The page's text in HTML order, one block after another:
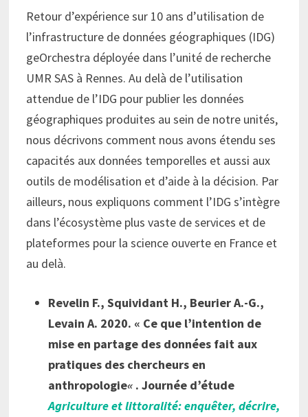
Retour d’expérience sur 10 ans d’utilisation de
l’infrastructure de données géographiques (IDG)
geOrchestra déployée dans l’unité de recherche
UMR SAS à Rennes. Au delà de l’utilisation
attendue de l’IDG pour publier les données
géographiques produites au sein de notre unités,
nous décrivons comment nous avons étendu ses
capacités aux données temporelles et aussi aux
outils de modélisation et d’aide à la décision. Par
ailleurs, nous expliquons comment l’IDG s’intègre
dans l’écosystème plus vaste de services et de
plateformes pour la science ouverte en France et
au delà.
Revelin F., Squividant H., Beurier A.-G.,
Levain A. 2020. « Ce que l’intention de
mise en partage des données fait aux
pratiques des chercheurs en
anthropologie« . Journée d’étude
Agriculture et littoralité: enquêter, décrire,